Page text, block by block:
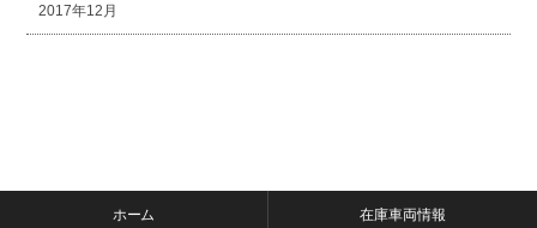
2017年12月
ホーム 在庫車両情報